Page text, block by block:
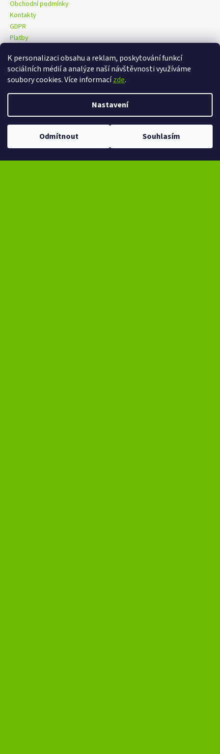
K personalizaci obsahu a reklam, poskytování funkcí
sociálních médií a analýze naší návštěvnosti využíváme
soubory cookies. Více informacízde.
Nastavení
Odmítnout Souhlasím
Ve dnech 13-14.8 omezení provozu V případě návštěvy se dotazujte na
Obchodní podmínky
Kontakty
GDPR
Platby
eXtrem-audio na facebooku eXtrem-audio na Instagramu
Copyright 2026eXtrem-audio.cz. Všechna práva vyhrazena.
Upravit nastavení cookies